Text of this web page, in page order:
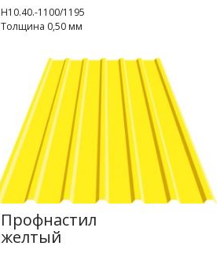
Профнастил
желтый
Н10.40.-1100/1195
Толщина 0,50 мм